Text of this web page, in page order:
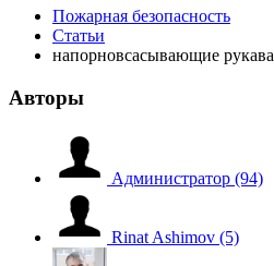
Пожарная безопасность
Статьи
напорновсасывающие рукава
Авторы
Администратор (94)
Rinat Ashimov (5)